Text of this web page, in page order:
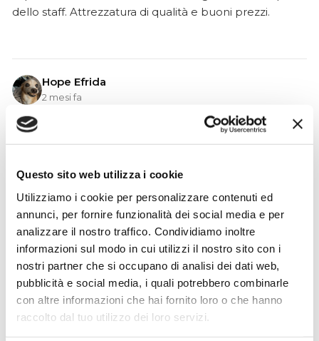
Questo sito web utilizza i cookie
Utilizziamo i cookie per personalizzare contenuti ed
annunci, per fornire funzionalità dei social media e per
analizzare il nostro traffico. Condividiamo inoltre
informazioni sul modo in cui utilizzi il nostro sito con i
nostri partner che si occupano di analisi dei dati web,
pubblicità e social media, i quali potrebbero combinarle
con altre informazioni che hai fornito loro o che hanno
raccolto dal tuo utilizzo dei loro servizi.
dello staff. Attrezzatura di qualità e buoni prezzi.
Hope Efrida
2 mesi fa
★★★★★
Ho acquistato un contrabbasso elettrico Stanzani, un
cavi vari come regali per il mio compagno. Lo
strumento è a dir poco meraviglioso e il resto dei
prodotti è di alto livello. I venditori son..
Simone Gasparoni
un mese fa
★★★★★